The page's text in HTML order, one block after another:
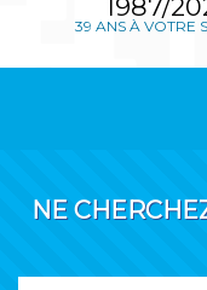
1987/
39 ANS À VOTRE
NE